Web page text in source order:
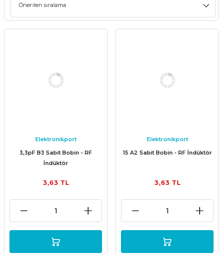
Elektronikport
3,3pF B3 Sabit Bobin - RF
İndüktör
3,63 TL
Elektronikport
15 A2 Sabit Bobin - RF İndüktör
3,63 TL